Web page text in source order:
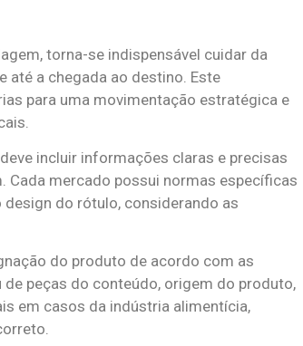
torna-se indispensável cuidar da
até a chegada ao destino. Este
para uma movimentação estratégica e
incluir informações claras e precisas
Cada mercado possui normas específicas
do rótulo, considerando as
do produto de acordo com as
peças do conteúdo, origem do produto,
em casos da indústria alimentícia,